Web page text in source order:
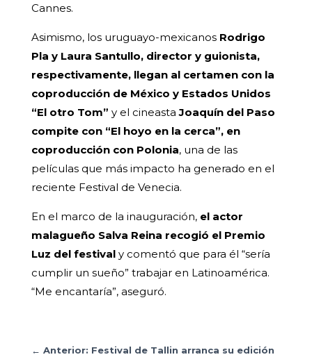
Cannes.
Asimismo, los uruguayo-mexicanos Rodrigo
Pla y Laura Santullo, director y guionista,
respectivamente, llegan al certamen con la
coproducción de México y Estados Unidos
“El otro Tom” y el cineastaJoaquín del Paso
compite con “El hoyo en la cerca”, en
coproducción con Polonia, una de las
películas que más impacto ha generado en el
reciente Festival de Venecia.
En el marco de la inauguración, el actor
malagueño Salva Reina recogió el Premio
Luz del festivaly comentó que para él “sería
cumplir un sueño” trabajar en Latinoamérica.
“Me encantaría”, aseguró.
← Anterior: Festival de Tallin arranca su edición